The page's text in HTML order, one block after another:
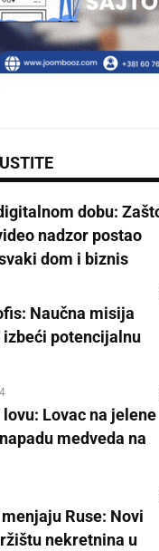
dobu:
nadzor postao
dom i biznis
Naučna misija
potencijalnu
Lovac na jelene
medveda na
Ruse: Novi
nekretnina u